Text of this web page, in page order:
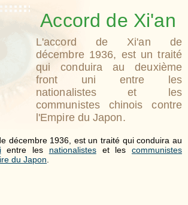
Accord de Xi'an
L'accord de Xi'an de
décembre 1936, est un traité
qui conduira au deuxième
front uni entre les
nationalistes et les
communistes chinois contre
l'Empire du Japon.
décembre 1936, est un traité qui conduira au
entre les nationalisteset les communistes
du Japon